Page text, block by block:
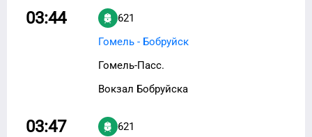
03:44
621
Гомель - Бобруйск
Гомель-Пасс.
Вокзал Бобруйска
03:47
621